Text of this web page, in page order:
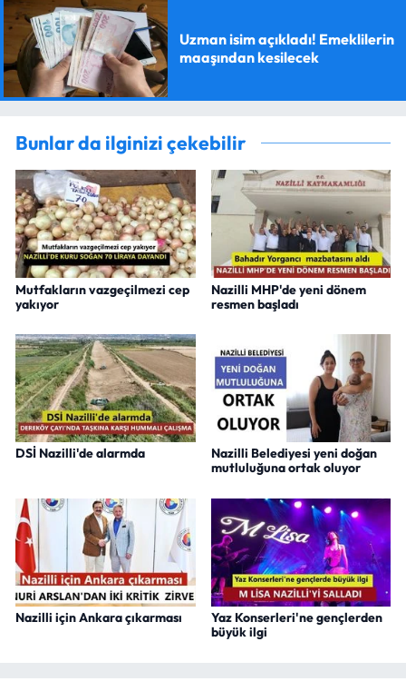
Uzman isim açıkladı! Emeklilerin
maaşından kesilecek
Bunlar da ilginizi çekebilir
Mutfakların vazgeçilmezi cep
yakıyor
Nazilli MHP'de yeni dönem
resmen başladı
DSİ Nazilli'de alarmda
Nazilli Belediyesi yeni doğan
mutluluğuna ortak oluyor
Nazilli için Ankara çıkarması
Yaz Konserleri'ne gençlerden
büyük ilgi